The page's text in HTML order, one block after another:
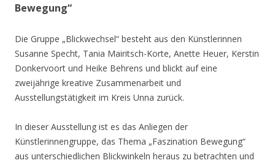
Bewegung“
Die Gruppe „Blickwechsel“ besteht aus den Künstlerinnen
Susanne Specht, Tania Mairitsch-Korte, Anette Heuer, Kerstin
Donkervoort und Heike Behrens und blickt auf eine
zweijährige kreative Zusammenarbeit und
Ausstellungstätigkeit im Kreis Unna zurück.
In dieser Ausstellung ist es das Anliegen der
Künstlerinnengruppe, das Thema „Faszination Bewegung“
aus unterschiedlichen Blickwinkeln heraus zu betrachten und